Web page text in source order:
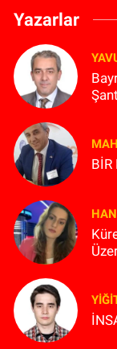
Yazarlar
BİR